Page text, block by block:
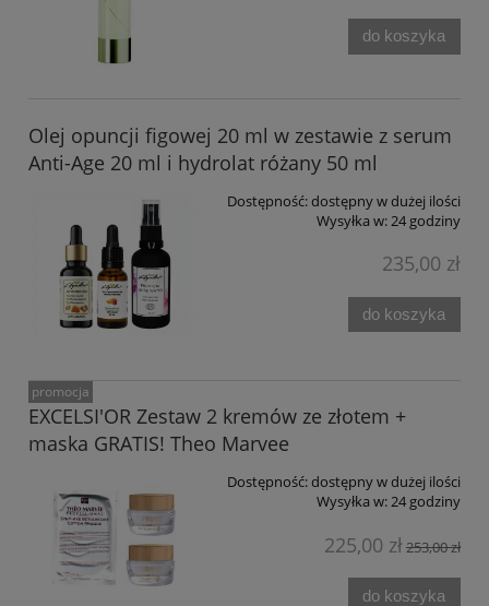
do koszyka
Olej opuncji figowej 20 ml w zestawie z serum
Anti-Age 20 ml i hydrolat różany 50 ml
Dostępność:dostępny w dużej ilości
Wysyłka w:24 godziny
235,00 zł
do koszyka
EXCELSI'OR Zestaw 2 kremów ze złotem +
maska GRATIS! Theo Marvee
Dostępność:dostępny w dużej ilości
Wysyłka w:24 godziny
225,00 zł253,00 zł
do koszyka
promocja